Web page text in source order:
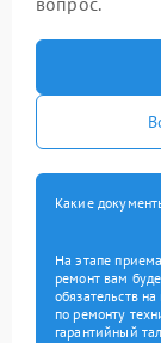
Какие
На этапе
ремонт вам
обязательств
по ремонту
гарантийный